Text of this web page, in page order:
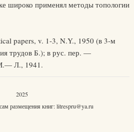
широко применял методы топологии
papers, v. 1-3, N.Y., 1950 (в 3-м
трудов Б.); в рус. пер. —
Л., 1941.
2025
размещения книг:litrespru@ya.ru